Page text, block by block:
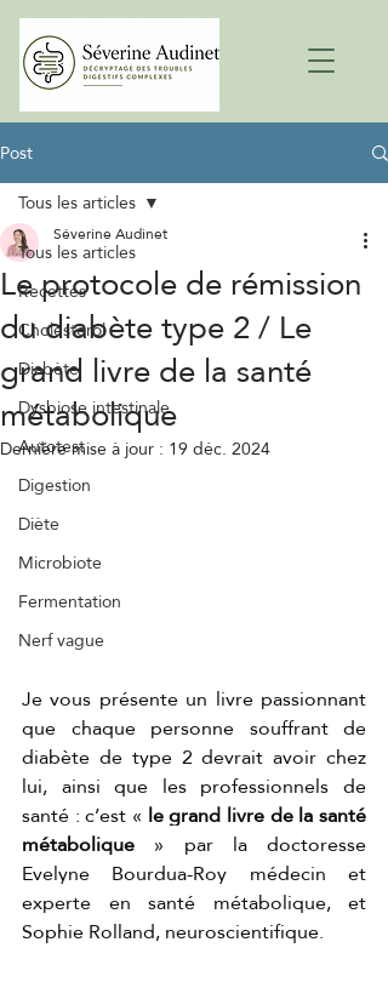
Post
Tous les articles
Recettes
Cholestérol
Diabète
Dysbiose intestinale
Autotest
Digestion
Diète
Microbiote
Fermentation
Nerf vague
Tous les articles
Le protocole de rémission
du diabète type 2 / Le
grand livre de la santé
métabolique
Séverine Audinet
Dernière mise à jour : 19 déc. 2024
Je vous présente un livre passionnant
que chaque personne souffrant de
diabète de type 2 devrait avoir chez
lui, ainsi que les professionnels de
santé : c’est « le grand livre de la santé
métabolique » par la doctoresse
Evelyne Bourdua-Roy médecin et
experte en santé métabolique, et
Sophie Rolland, neuroscientifique.